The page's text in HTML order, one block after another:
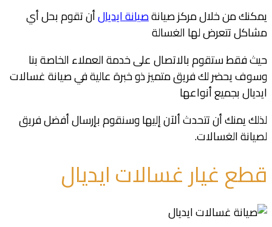
يمكنك من خلال مركز صيانةصيانة ايديالأن تقوم بحل أي
مشاكل تتعرض لها الغسالة
حيث فقط ستقوم بالاتصال على خدمة العملاء الخاصة بنا
وسوف يحضر لك فريق متميز ذو خبرة عالية في صيانة غسالات
ايديال بجميع أنواعها
لذلك يمنك أن تتحدث ألآن إليها وسنقوم بإرسال أفضل فريق
لصيانة الغسالات.
قطع غيار غسالات ايديال